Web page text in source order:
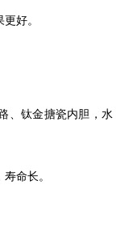
好。
、钛金搪瓷内胆，水
命长。